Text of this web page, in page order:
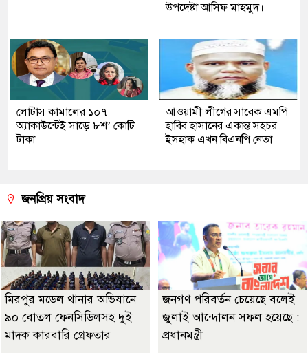
উপদেষ্টা আসিফ মাহমুদ।
লোটাস কামালের ১০৭
অ্যাকাউন্টেই সাড়ে ৮শ’ কোটি
টাকা
আওয়ামী লীগের সাবেক এমপি
হাবিব হাসানের একান্ত সহচর
ইসহাক এখন বিএনপি নেতা
জনপ্রিয় সংবাদ
মিরপুর মডেল থানার অভিযানে
৯০ বোতল ফেনসিডিলসহ দুই
মাদক কারবারি গ্রেফতার
জনগণ পরিবর্তন চেয়েছে বলেই
জুলাই আন্দোলন সফল হয়েছে :
প্রধানমন্ত্রী